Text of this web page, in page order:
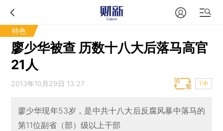
特色
廖少华被查 历数十八大后落马高官
21人
2013年10月29日 13:27 T中
廖少华现年53岁，是中共十八大后反腐风暴中落马的
第11位副省（部）级以上干部